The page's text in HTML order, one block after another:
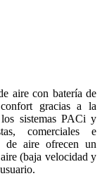
aire con batería de
gracias a la
sistemas PACi y
comerciales e
de aire ofrecen un
(baja velocidad y